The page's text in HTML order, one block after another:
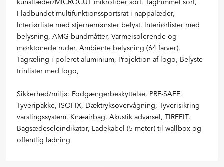
Fladbundet multifunktionssportsrat i nappalæder,
Interiørliste med stjernemønster belyst, Interiørlister med
belysning, AMG bundmåtter, Varmeisolerende og
mørktonede ruder, Ambiente belysning (64 farver),
Tagræling i poleret aluminium, Projektion af logo, Belyste
trinlister med logo,
Sikkerhed/miljø: Fodgængerbeskyttelse, PRE-SAFE,
Tyveripakke, ISOFIX, Dæktryksovervågning, Tyverisikring
varslingssystem, Knæairbag, Akustik advarsel, TIREFIT,
Bagsædeseleindikator, Ladekabel (5 meter) til wallbox og
offentlig ladning